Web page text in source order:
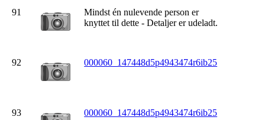
91
Mindst én nulevende person er
knyttet til dette - Detaljer er udeladt.
92 000060_147448d5p4943474r6ib25
93 000060_147448d5p4943474r6ib25